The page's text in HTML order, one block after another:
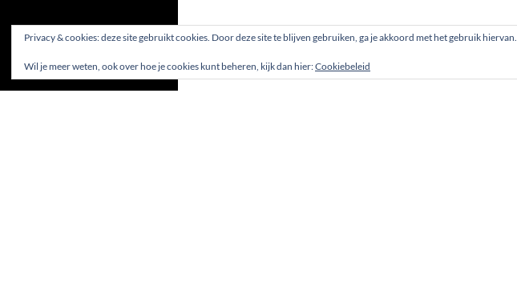
Privacy & cookies: deze site gebruikt cookies. Door deze site te blijven gebruiken, ga je akkoord met het gebruik hiervan.
Wil je meer weten, ook over hoe je cookies kunt beheren, kijk dan hier:Cookiebeleid